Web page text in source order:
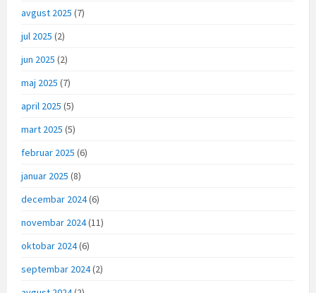
avgust 2025 (7)
jul 2025 (2)
jun 2025 (2)
maj 2025 (7)
april 2025 (5)
mart 2025 (5)
februar 2025 (6)
januar 2025 (8)
decembar 2024(6)
novembar 2024(11)
oktobar 2024(6)
septembar 2024(2)